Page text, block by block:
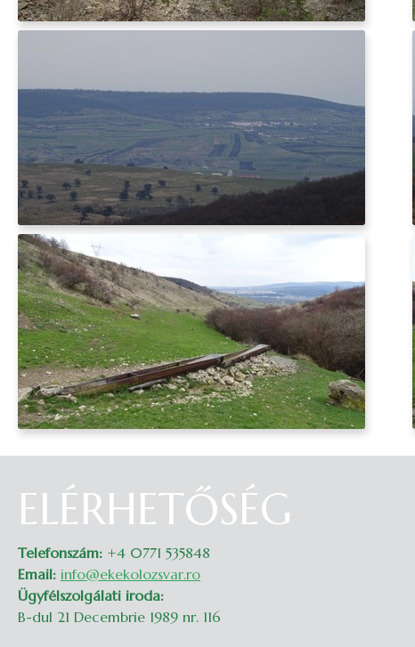
ELÉRHETŐSÉG
Telefonszám: +4 0771 535848
Email: info@ekekolozsvar.ro
Ügyfélszolgálati iroda:
B-dul 21 Decembrie 1989 nr. 116